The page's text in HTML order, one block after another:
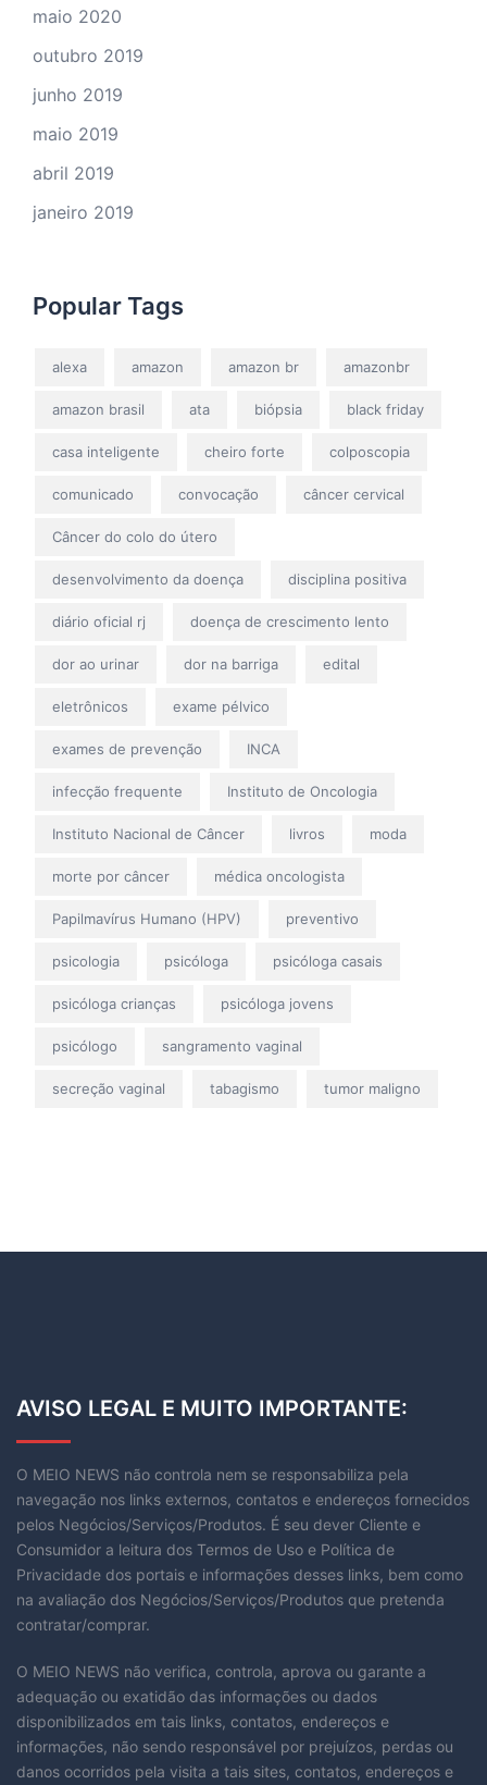
maio 2020
outubro 2019
junho 2019
maio 2019
abril 2019
janeiro 2019
Popular Tags
alexa amazon amazon br amazonbr
amazon brasil ata biópsia black friday
casa inteligente cheiro forte colposcopia
comunicado convocação câncer cervical
Câncer do colo do útero
desenvolvimento da doença disciplina positiva
diário oficial rj doença de crescimento lento
dor ao urinar dor na barriga edital
eletrônicos exame pélvico
exames de prevenção INCA
infecção frequente Instituto de Oncologia
Instituto Nacional de Câncer livros moda
morte por câncer médica oncologista
Papilmavírus Humano (HPV) preventivo
psicologia psicóloga psicóloga casais
psicóloga crianças psicóloga jovens
psicólogo sangramento vaginal
secreção vaginal tabagismo tumor maligno
AVISO LEGAL E MUITO IMPORTANTE:
O MEIO NEWS não controla nem se responsabiliza pela
navegação nos links externos, contatos e endereços fornecidos
pelos Negócios/Serviços/Produtos. É seu dever Cliente e
Consumidor a leitura dos Termos de Uso e Política de
Privacidade dos portais e informações desses links, bem como
na avaliação dos Negócios/Serviços/Produtos que pretenda
contratar/comprar.
O MEIO NEWS não verifica, controla, aprova ou garante a
adequação ou exatidão das informações ou dados
disponibilizados em tais links, contatos, endereços e
informações, não sendo responsável por prejuízos, perdas ou
danos ocorridos pela visita a tais sites, contatos, endereços e